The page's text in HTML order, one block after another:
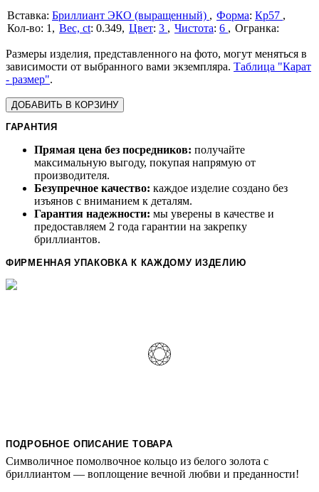
Бриллиант ЭКО (выращенный) Форма: Кр57
1
Вес, ct: 0.349 Цвет: 3 Чистота: 6
Размеры изделия, представленного на фото, могут меняться в
зависимости от выбранного вами экземпляра. Таблица "Карат
- размер".
ДОБАВИТЬ В КОРЗИНУ
ГАРАНТИЯ
Прямая цена без посредников: получайте
максимальную выгоду, покупая напрямую от
производителя.
Безупречное качество: каждое изделие создано без
изъянов с вниманием к деталям.
Гарантия надежности: мы уверены в качестве и
предоставляем 2 года гарантии на закрепку
бриллиантов.
ФИРМЕННАЯ УПАКОВКА К КАЖДОМУ ИЗДЕЛИЮ
ПОДРОБНОЕ ОПИСАНИЕ ТОВАРА
Символичное помолвочное кольцо из белого золота с
бриллиантом — воплощение вечной любви и преданности!